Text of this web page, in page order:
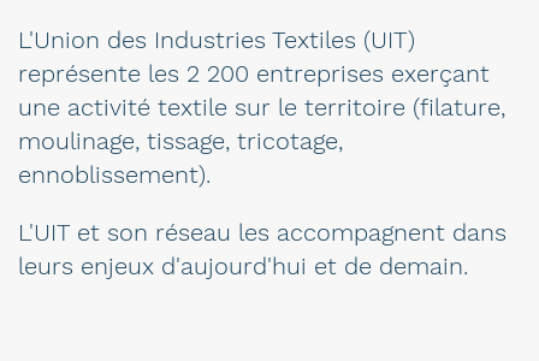
L'Union des Industries Textiles (UIT)
représente les 2 200 entreprises exerçant
une activité textile sur le territoire (filature,
moulinage, tissage, tricotage,
ennoblissement).
L'UIT et son réseau les accompagnent dans
leurs enjeux d'aujourd'hui et de demain.